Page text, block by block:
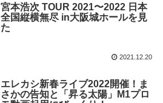
宮本浩次 TOUR 2021〜2022 日本
全国縦横無尽 in大阪城ホールを見
た
2021.12.20
エレカシ新春ライブ2022開催！ま
さかの告知と「昇る太陽」M1プロ